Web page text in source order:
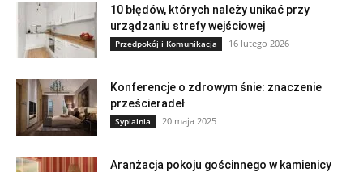
10 błędów, których należy unikać przy
urządzaniu strefy wejściowej
Przedpokój i Komunikacja 16 lutego 2026
Konferencje o zdrowym śnie: znaczenie
prześcieradeł
Sypialnia 20 maja 2025
Aranżacja pokoju gościnnego w kamienicy